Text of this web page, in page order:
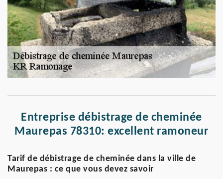
Entreprise débistrage de cheminée
Maurepas 78310: excellent ramoneur
Tarif de débistrage de cheminée dans la ville de
Maurepas : ce que vous devez savoir